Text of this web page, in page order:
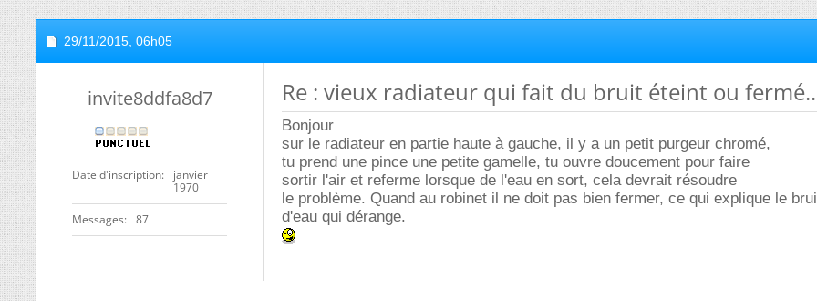
29/11/2015, 06h05
invite8ddfa8d7
Date d'inscription
janvier
1970
Messages 87
Re : vieux radiateur qui fait du bruit éteint ou
Bonjour
sur le radiateur en partie haute à gauche, il y a un petit purgeur chromé,
tu prend une pince une petite gamelle, tu ouvre doucement pour faire
sortir l'air et referme lorsque de l'eau en sort, cela devrait résoudre
le problème. Quand au robinet il ne doit pas bien fermer, ce qui explique le
d'eau qui dérange.